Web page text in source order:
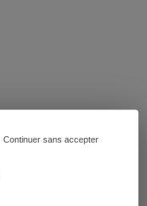
Continuer sans accepter